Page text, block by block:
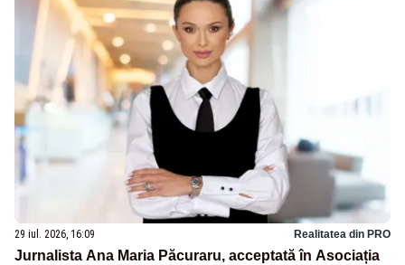
29 iul. 2026, 16:09 Realitatea din PRO
Jurnalista Ana Maria Păcuraru, acceptată în Asociația